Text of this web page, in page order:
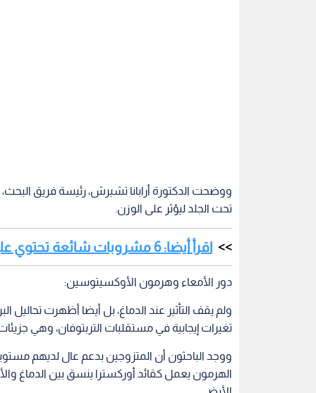
ووضحت الدكتورة أرابانا تشيرش، رئيسة فريق
تحت الجلد ليؤثر على الوزن.
اقرأ أيضا: 6 مشروبات شائعة تحتوي على سكر أكثر من كعكة الدونات!
دور الأمعاء وهرمون الأوكسيتوسين:
ولم يقف التأثير عند الدماغ، بل أيضا أظهرت
تغيرات إيجابية في مستقلبات التربتوفان، وهي
ووجد الباحثون أن المتزوجين بدعم عال لديهم
الهرمون يعمل كقائد أوركسترا ينسق بين الدماغ